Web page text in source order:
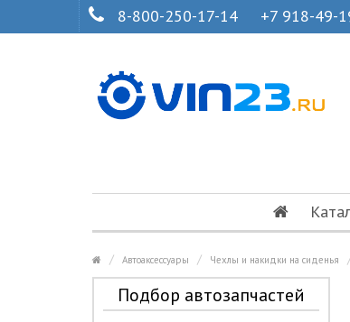
8-800-250-17-14 +7 918-49-
Автоаксессуары Чехлы и накидки на сиденья
Подбор автозапчастей